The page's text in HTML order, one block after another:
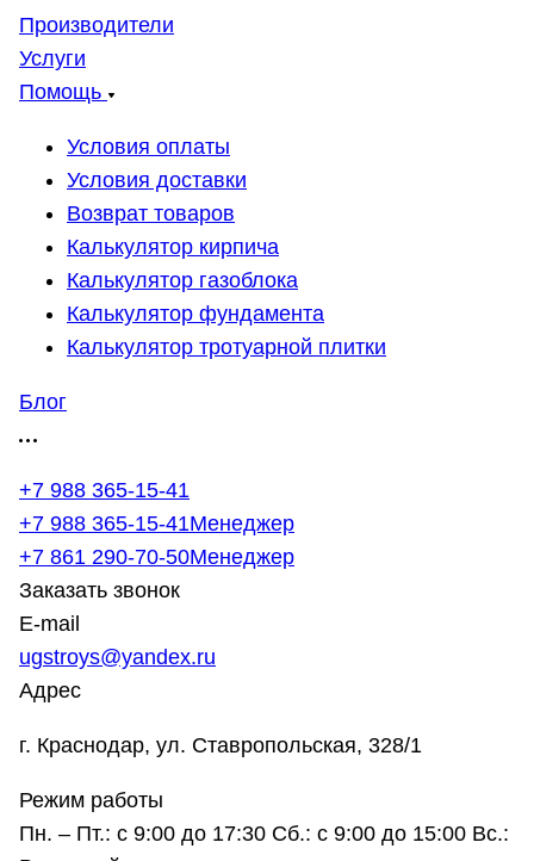
Производители
Услуги
Помощь
Условия оплаты
Условия доставки
Возврат товаров
Калькулятор кирпича
Калькулятор газоблока
Калькулятор фундамента
Калькулятор тротуарной плитки
Блог
+7 988 365-15-41
+7 988 365-15-41Менеджер
+7 861 290-70-50Менеджер
Заказать звонок
E-mail
ugstroys@yandex.ru
Адрес
г. Краснодар, ул. Ставропольская, 328/1
Режим работы
Пн. – Пт.: с 9:00 до 17:30 Сб.: с 9:00 до 15:00 Вс.: